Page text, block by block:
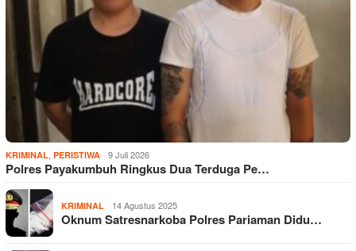
KRIMINAL PERISTIWA 9 Juli 2026
Polres Payakumbuh Ringkus Dua Terduga Pe…
KRIMINAL 14 Agustus 2025
Oknum Satresnarkoba Polres Pariaman Didu…